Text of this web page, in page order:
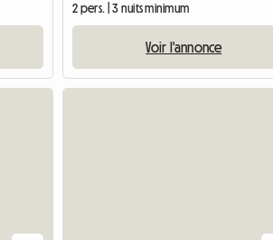
2 pers. | 3 nuits minimum
Voir l'annonce